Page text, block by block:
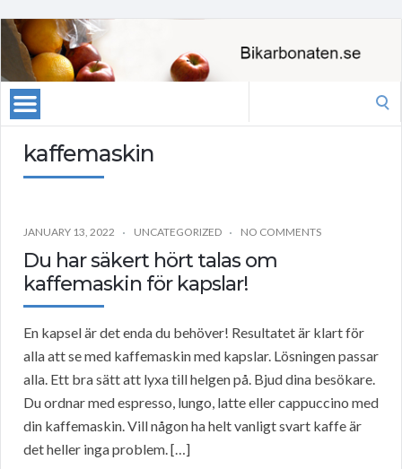
kaffemaskin
JANUARY 13, 2022 UNCATEGORIZED NO COMMENTS
Du har säkert hört talas om
kaffemaskin för kapslar!
En kapsel är det enda du behöver! Resultatet är klart för
alla att se med kaffemaskin med kapslar. Lösningen passar
alla. Ett bra sätt att lyxa till helgen på. Bjud dina besökare.
Du ordnar med espresso, lungo, latte eller cappuccino med
din kaffemaskin. Vill någon ha helt vanligt svart kaffe är
det heller inga problem. […]